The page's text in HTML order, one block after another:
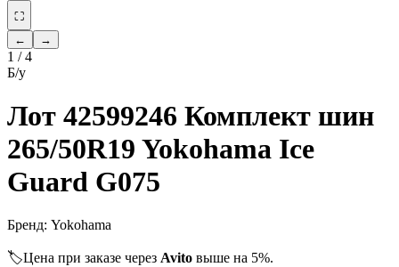
⛶
←
→
1 /4
Б/у
Лот 42599246 Комплект шин
265/50R19 Yokohama Ice
Guard G075
Бренд: Yokohama
🏷️Цена при заказе через Avito выше на 5%.